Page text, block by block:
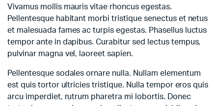
Vivamus mollis mauris vitae rhoncus egestas.
Pellentesque habitant morbi tristique senectus et netus
et malesuada fames ac turpis egestas. Phasellus luctus
tempor ante in dapibus. Curabitur sed lectus tempus,
pulvinar magna vel, laoreet sapien.
Pellentesque sodales ornare nulla. Nullam elementum
est quis tortor ultricies tristique. Nulla tempor eros quis
arcu imperdiet, rutrum pharetra mi lobortis. Donec